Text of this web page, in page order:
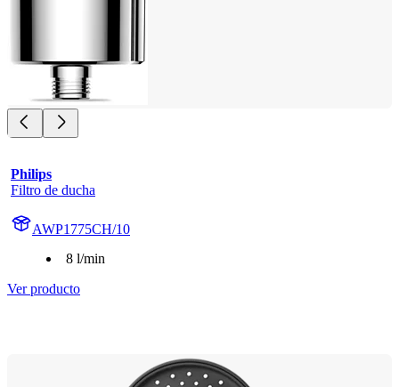
Philips
Filtro de ducha
AWP1775CH/10
8 l/min
Ver producto